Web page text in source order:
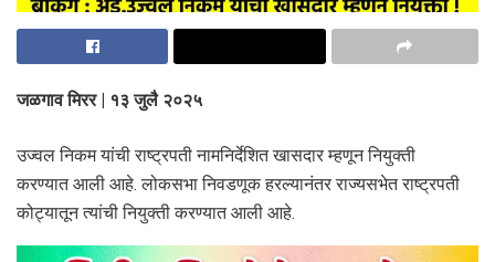
जळगाव मिरर | १३ जुलै २०२५
उज्वल निकम यांची राष्ट्रपती नामनिर्देशित खासदार म्हणून नियुक्ती
करण्यात आली आहे. लोकसभा निवडणूक हरल्यानंतर राज्यसभेत राष्ट्रपती
कोट्यातून त्यांची नियुक्ती करण्यात आली आहे.